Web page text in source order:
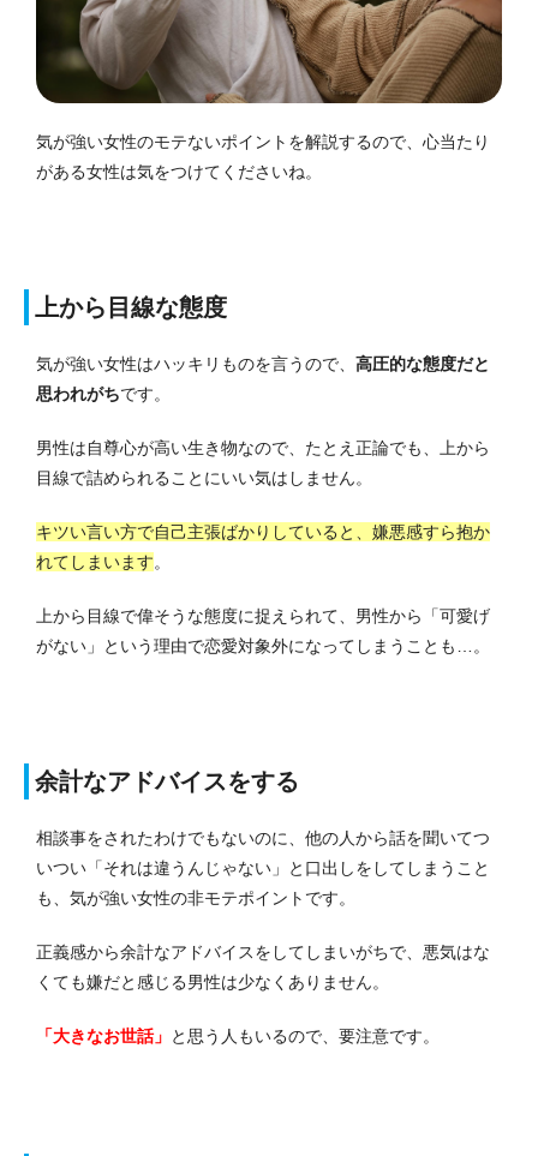
気が強い女性のモテないポイントを解説するので、心当たり
がある女性は気をつけてくださいね。
上から目線な態度
気が強い女性はハッキリものを言うので、 高圧的な態度だと
思われがちです。
男性は自尊心が高い生き物なので、たとえ正論でも、上から
目線で詰められることにいい気はしません。
キツい言い方で自己主張ばかりしていると、嫌悪感すら抱か
れてしまいます。
上から目線で偉そうな態度に捉えられて、男性から「可愛げ
がない」という理由で恋愛対象外になってしまうことも…。
余計なアドバイスをする
相談事をされたわけでもないのに、他の人から話を聞いてつ
いつい「それは違うんじゃない」と口出しをしてしまうこと
も、気が強い女性の非モテポイントです。
正義感から余計なアドバイスをしてしまいがちで、悪気はな
くても嫌だと感じる男性は少なくありません。
「大きなお世話」 と思う人もいるので、要注意です。